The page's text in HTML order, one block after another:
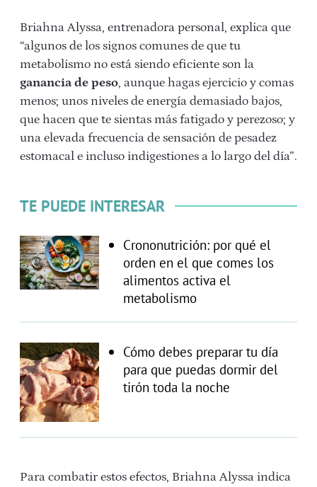
Briahna Alyssa, entrenadora personal, explica que
“algunos de los signos comunes de que tu
metabolismo no está siendo eficiente son la
ganancia de peso, aunque hagas ejercicio y comas
menos; unos niveles de energía demasiado bajos,
que hacen que te sientas más fatigado y perezoso; y
una elevada frecuencia de sensación de pesadez
estomacal e incluso indigestiones a lo largo del día”.
TE PUEDE INTERESAR
Crononutrición: por qué el
orden en el que comes los
alimentos activa el
metabolismo
Cómo debes preparar tu día
para que puedas dormir del
tirón toda la noche
Para combatir estos efectos, Briahna Alyssa indica